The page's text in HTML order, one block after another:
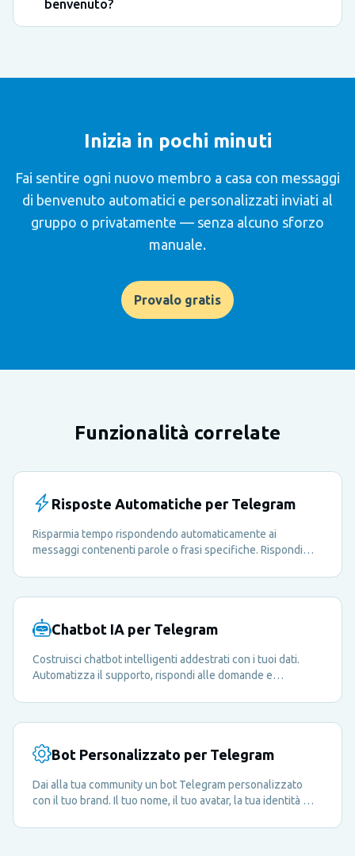
benvenuto?
Inizia in pochi minuti
Fai sentire ogni nuovo membro a casa con messaggi
di benvenuto automatici e personalizzati inviati al
gruppo o privatamente — senza alcuno sforzo
manuale.
Provalo gratis
Funzionalità correlate
Risposte Automatiche per Telegram
Risparmia tempo rispondendo automaticamente ai
messaggi contenenti parole o frasi specifiche. Rispondi
automatico.
Chatbot IA per Telegram
Costruisci chatbot intelligenti addestrati con i tuoi dati.
Automatizza il supporto, rispondi alle domande e
Bot Personalizzato per Telegram
Dai alla tua community un bot Telegram personalizzato
con il tuo brand. Il tuo nome, il tuo avatar, la tua identità —